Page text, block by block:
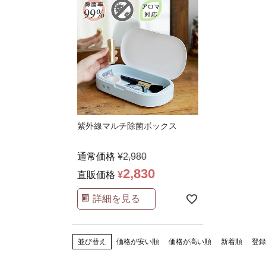
紫外線マルチ除菌ボックス
通常価格 ¥2,980
直販価格 ¥2,830
詳細を見る
並び替え 価格が安い順 価格が高い順 新着順 登